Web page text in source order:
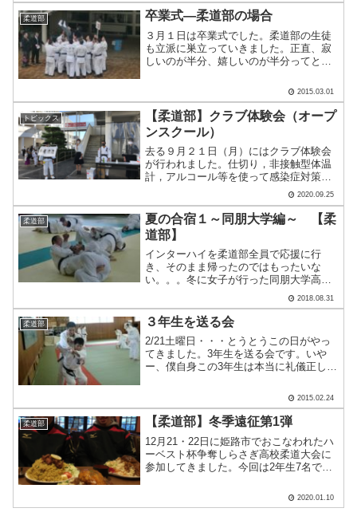
ました。＜1.5㎞コース 高校生以上一般
男子・女子＞.....
柔道部 卒業式―柔道部の場合
３月１日は卒業式でした。柔道部の生徒
も立派に巣立っていきました。正直、寂
しいのが半分、嬉しいのが半分ってとこ
なるようにと、楽しく卒業してもらいた
いと思って、今年度の柔道部は胴上げし
ました。もう、胴上げして.....
2015.03.01
トピックス
【柔道部】クラブ体験会（オープ
ンスクール）
去る９月２１日（月）にはクラブ体験会
が行われました。仕切り，非接触型体温
計，アルコール等を使って感染症対策を
しています。１０人の中学生，保護者の
皆さんに参加頂きました。まずはウォー
ミングアップから。本日は３年生も協力
してくれました。実際に組.....
2020.09.25
柔道部
夏の合宿１～同朋大学編～ 【柔
道部】
インターハイを柔道部全員で応援に行
き、そのまま帰ったのではもったいな
い。。。冬に女子が行った同朋大学高校
の練習は良かったらしい。ならば、せっ
かくならお邪魔して練習して帰ろう！！
ってことで、同朋大学高校にて合宿しま
した。レベルが近い生徒が多か.....
2018.08.31
柔道部 ３年生を送る会
2/21土曜日・・・とうとうこの日がやっ
てきました。3年生を送る会です。いや
ー、僕自身この3年生は本当に礼儀正しく
っすきな学年だったので、本当に残念で
す。午前は練習に参加し、午後からパー
ティーでした。たく.....
2015.02.24
柔道部 【柔道部】冬季遠征第1弾
12月21・22日に姫路市でおこなわれたハ
ーベスト杯争奪しらさぎ高校柔道大会に
参加してきました。今回は2年生7名での
く試合が展開されました。新人戦が終わ
ってからの自分たちの成長を確認できる
2020.01.10